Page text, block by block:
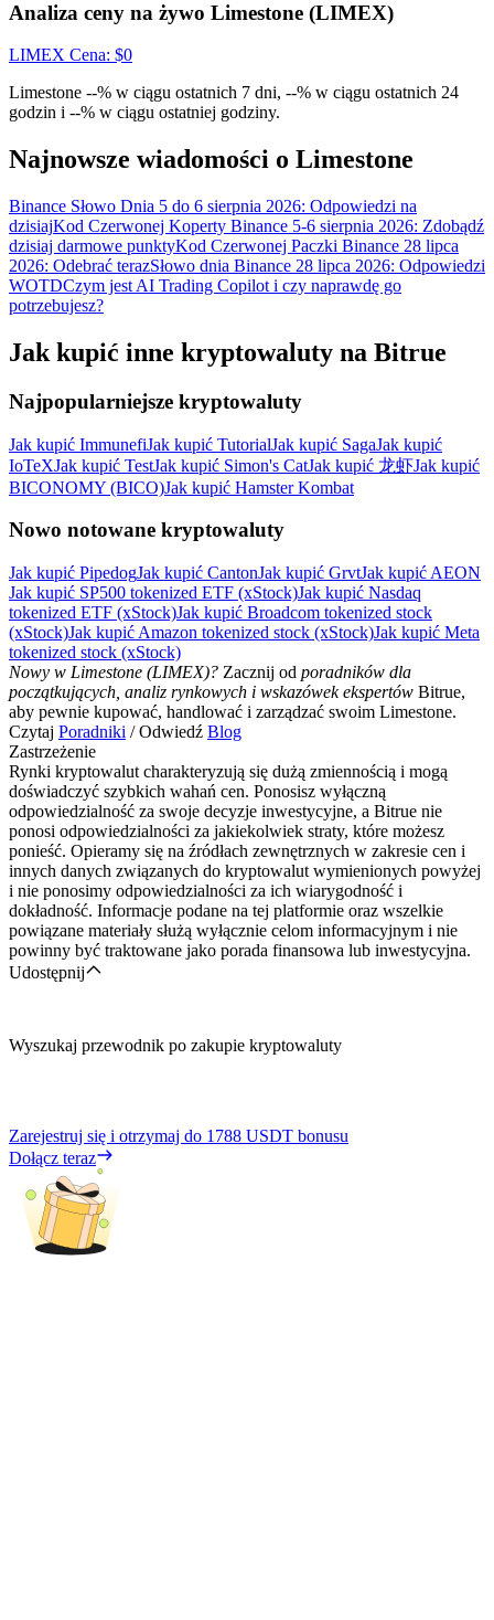
Wygraj nagrody i ekskluzywne bonusy
Zaloguj sieZapisać się
Centrum
nagród
aplikację Bitrue
Polski
Analiza ceny na żywo Limestone (LIMEX)
LIMEX Cena: $0
Limestone --% w ciągu ostatnich 7 dni, --% w ciągu ostatnich 24
godzin i --% w ciągu ostatniej godziny.
Najnowsze wiadomości o Limestone
Binance Słowo Dnia 5 do 6 sierpnia 2026: Odpowiedzi na
dzisiajKod Czerwonej Koperty Binance 5-6 sierpnia 2026: Zdobądź
dzisiaj darmowe punktyKod Czerwonej Paczki Binance 28 lipca
2026: Odebrać terazSłowo dnia Binance 28 lipca 2026: Odpowiedzi
WOTDCzym jest AI Trading Copilot i czy naprawdę go
potrzebujesz?
Jak kupić inne kryptowaluty na Bitrue
Najpopularniejsze kryptowaluty
Jak kupić ImmunefiJak kupić TutorialJak kupić SagaJak kupić
IoTeXJak kupić TestJak kupić Simon's CatJak kupić 龙虾Jak kupić
BICONOMY (BICO)Jak kupić Hamster Kombat
Nowo notowane kryptowaluty
Jak kupić PipedogJak kupić CantonJak kupić GrvtJak kupić AEON
Jak kupić SP500 tokenized ETF (xStock)Jak kupić Nasdaq
tokenized ETF (xStock)Jak kupić Broadcom tokenized stock
(xStock)Jak kupić Amazon tokenized stock (xStock)Jak kupić Meta
tokenized stock (xStock)
Nowy w Limestone (LIMEX)? Zacznij od poradników dla
początkujących, analiz rynkowych i wskazówek ekspertów Bitrue,
aby pewnie kupować, handlować i zarządzać swoim Limestone.
Czytaj Poradniki / Odwiedź Blog
Zastrzeżenie
Rynki kryptowalut charakteryzują się dużą zmiennością i mogą
doświadczyć szybkich wahań cen. Ponosisz wyłączną
odpowiedzialność za swoje decyzje inwestycyjne, a Bitrue nie
ponosi odpowiedzialności za jakiekolwiek straty, które możesz
ponieść. Opieramy się na źródłach zewnętrznych w zakresie cen i
innych danych związanych do kryptowalut wymienionych powyżej
i nie ponosimy odpowiedzialności za ich wiarygodność i
dokładność. Informacje podane na tej platformie oraz wszelkie
powiązane materiały służą wyłącznie celom informacyjnym i nie
powinny być traktowane jako porada finansowa lub inwestycyjna.
Udostępnij
Wyszukaj przewodnik po zakupie kryptowaluty
Zarejestruj się i otrzymaj do 1788 USDT bonusu
Dołącz teraz